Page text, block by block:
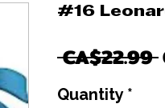
#16
CA$22.99
Quantity *